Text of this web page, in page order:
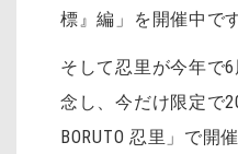
標』編」を開催中で
そして忍里が今年で
念し、今だけ限定で
BORUTO 忍里」で開